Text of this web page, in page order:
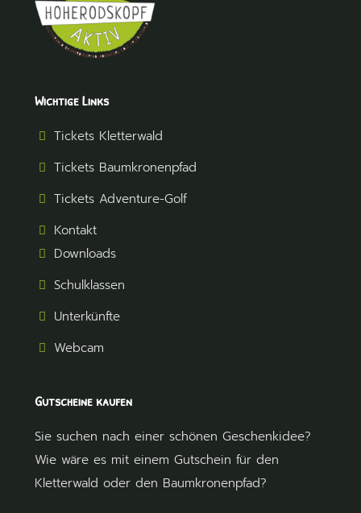
Wichtige Links
Tickets Kletterwald
Tickets Baumkronenpfad
Tickets Adventure-Golf
Kontakt
Downloads
Schulklassen
Unterkünfte
Webcam
Gutscheine kaufen
Sie suchen nach einer schönen Geschenkidee?
Wie wäre es mit einem Gutschein für den
Kletterwald oder den Baumkronenpfad?